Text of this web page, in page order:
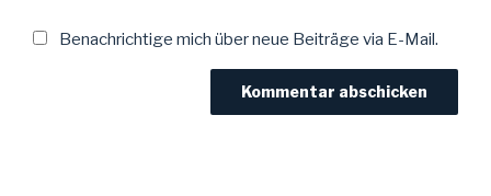
Benachrichtige mich über neue Beiträge via E-Mail.